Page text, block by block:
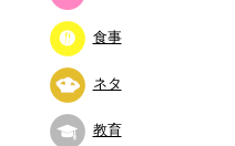
食事
ネタ
教育